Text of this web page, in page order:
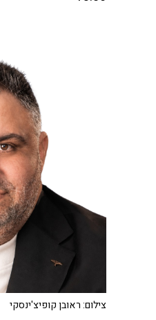
צילום: ראובן קופיצ'ינסקי